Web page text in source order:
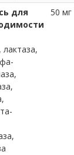
для
50 мг